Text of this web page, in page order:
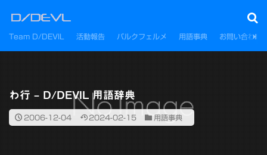
Team D/DEVIL 活動報告 パルクフェルメ 用語事典 お問い合わせ
わ行 – D/DEVIL 用語辞典
2006-12-04 2024-02-15 用語事典